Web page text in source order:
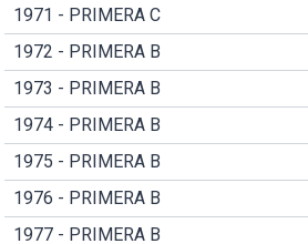
1971 - PRIMERA C
1972 - PRIMERA B
1973 - PRIMERA B
1974 - PRIMERA B
1975 - PRIMERA B
1976 - PRIMERA B
1977 - PRIMERA B